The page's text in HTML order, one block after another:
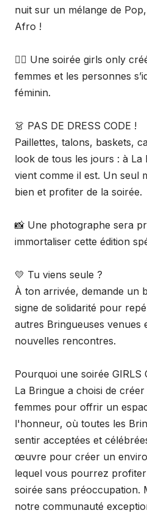
nuit sur un mélange de
Afro !
🏳️‍🌈 Une soirée girls only
femmes et les personnes
féminin.
👗 PAS DE DRESS CODE !
Paillettes, talons, baskets,
look de tous les jours : à
vient comme il est. Un seul
bien et profiter de la soirée.
📸 Une photographe sera
immortaliser cette édition
💛 Tu viens seule ?
À ton arrivée, demande un
signe de solidarité pour
autres Bringueuses venues
nouvelles rencontres.
Pourquoi une soirée GIRLS
La Bringue a choisi de
femmes pour offrir un
l'honneur, où toutes les
sentir acceptées et
œuvre pour créer un
lequel vous pourrez
soirée sans préoccupation.
notre communauté